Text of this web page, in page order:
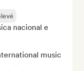
nacional e
music